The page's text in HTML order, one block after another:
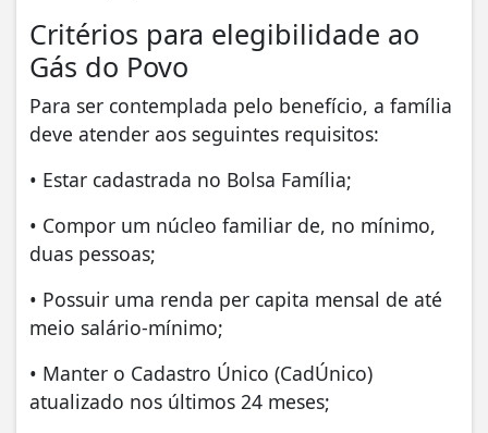
Critérios para elegibilidade ao
Gás do Povo
Para ser contemplada pelo benefício, a família
deve atender aos seguintes requisitos:
• Estar cadastrada no Bolsa Família;
• Compor um núcleo familiar de, no mínimo,
duas pessoas;
• Possuir uma renda per capita mensal de até
meio salário-mínimo;
• Manter o Cadastro Único (CadÚnico)
atualizado nos últimos 24 meses;